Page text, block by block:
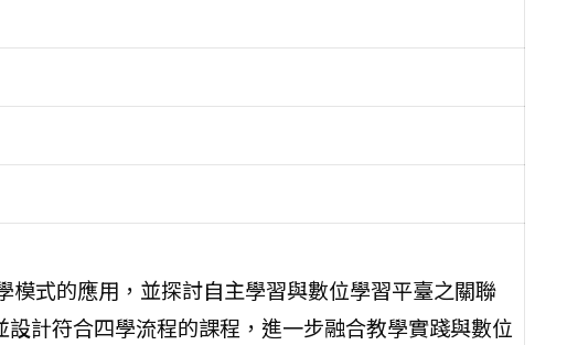
模式的應用，並探討自主學習與數位學習平臺之關聯
計符合四學流程的課程，進一步融合教學實踐與數位